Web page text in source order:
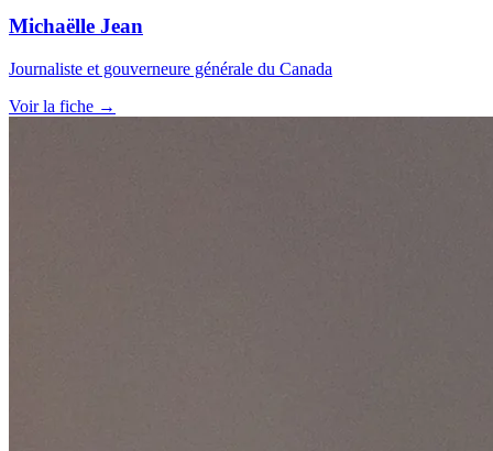
Michaëlle Jean
Journaliste et gouverneure générale du Canada
Voir la fiche →